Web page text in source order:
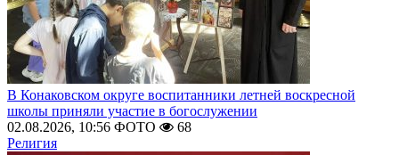
В Конаковском округе воспитанники летней воскресной
школы приняли участие в богослужении
02.08.2026, 10:56 ФОТО
68
Религия